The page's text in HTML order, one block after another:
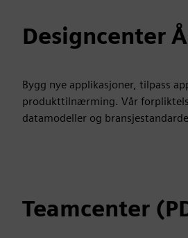
Designcenter
Bygg nye applikasjoner, tilpass
produkttilnærming. Vår
datamodeller og
Teamcenter